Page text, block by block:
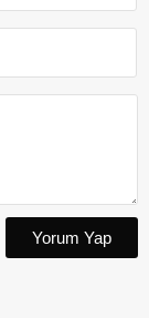
Yorum Yap